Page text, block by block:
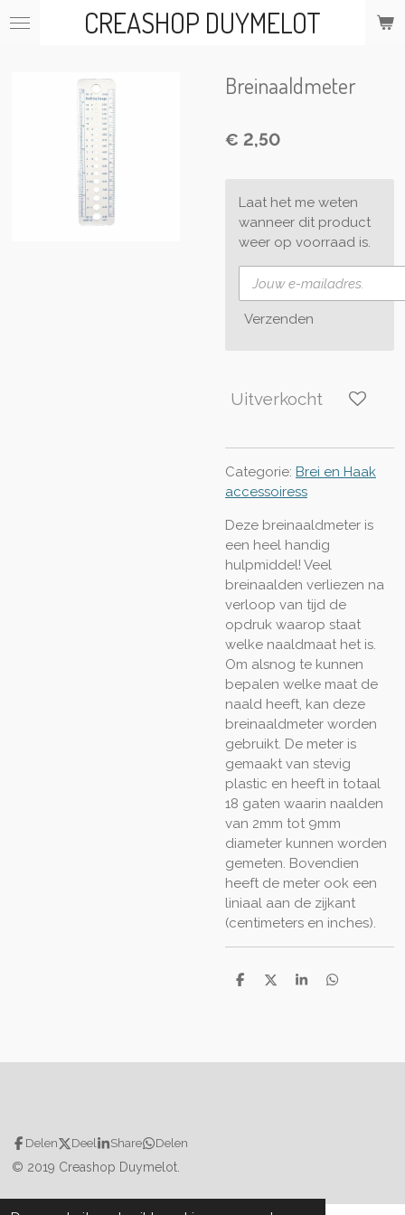
Ga
hoofdinhoud
CREASHOP DUYMELOT
Breinaaldmeter
€ 2,50
Laat het me weten
wanneer dit product
weer op voorraad is.
Verzenden
Uitverkocht
Categorie: Brei en Haak
accessoiress
Deze breinaaldmeter is
een heel handig
hulpmiddel! Veel
breinaalden verliezen na
verloop van tijd de
opdruk waarop staat
welke naaldmaat het is.
Om alsnog te kunnen
bepalen welke maat de
naald heeft, kan deze
breinaaldmeter worden
gebruikt. De meter is
gemaakt van stevig
plastic en heeft in totaal
18 gaten waarin naalden
van 2mm tot 9mm
diameter kunnen worden
gemeten. Bovendien
heeft de meter ook een
liniaal aan de zijkant
(centimeters en inches).
D
D
S
D
Delen Deel Share Delen
© 2019 Creashop Duymelot.